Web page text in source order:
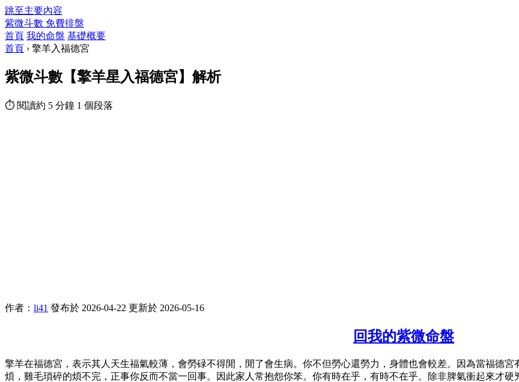
跳至主要內容
紫微斗數 免費排盤
首頁 我的命盤 基礎概要
首頁 › 擎羊入福德宮
紫微斗數【擎羊星入福德宮】解析
⏱ 閱讀約 5 分鐘 1 個段落
作者： li41 發布於 2026-04-22 更新於 2026-05-16
回我的紫微命盤
擎羊在福德宮，表示其人天生福氣較薄，會勞碌不得閒，閒了會生病。你不但勞心還勞力，身體也會較差。因為當福德
煩，雞毛瑣碎的煩不完，正事你反而不當一回事。因此家人常抱怨你笨。你有時在乎，有時不在乎。除非脾氣衝起來才